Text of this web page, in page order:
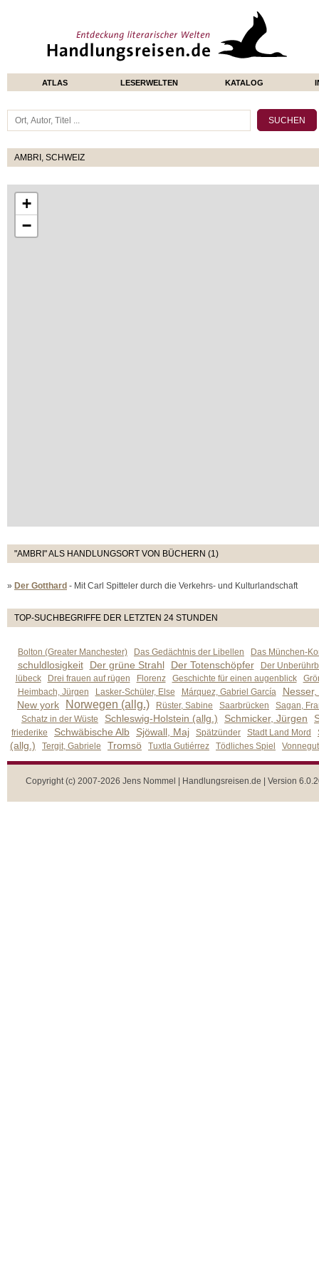
ATLAS LESERWELTEN KATALOG
AMBRI, SCHWEIZ
+
−
"AMBRI" ALS HANDLUNGSORT VON BÜCHERN (1)
» Der Gotthard - Mit Carl Spitteler durch die Verkehrs- und Kulturlandschaft
TOP-SUCHBEGRIFFE DER LETZTEN 24 STUNDEN
Bolton (Greater Manchester) Das Gedächtnis der Libellen Das München-
schuldlosigkeit Der grüne Strahl Der Totenschöpfer
Der
lübeck
Drei frauen auf rügen Florenz Geschichte für einen augenblick
Heimbach, Jürgen
Lasker-Schüler, Else Márquez, Gabriel García
New york
Norwegen (allg.) Rüster, Sabine Saarbrücken
Sagan,
Schatz in der Wüste
Schleswig-Holstein (allg.) Schmicker, Jürgen
friederike Schwäbische Alb Sjöwall, Maj Spätzünder Stadt Land Mord
(allg.) Tergit, Gabriele Tromsö Tuxtla Gutiérrez Tödliches Spiel
Copyright (c) 2007-2026 Jens Nommel | Handlungsreisen.de | Version